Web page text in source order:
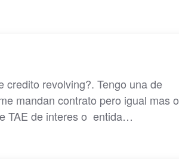
credito revolving?. Tengo una de
mandan contrato pero igual mas o
TAE de interes o entida…